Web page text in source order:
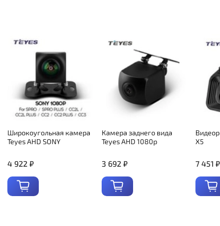
Широкоугольная камера
Teyes AHD SONY
4 922 ₽
Камера заднего вида
Teyes AHD 1080p
3 692 ₽
X5
7 451 ₽